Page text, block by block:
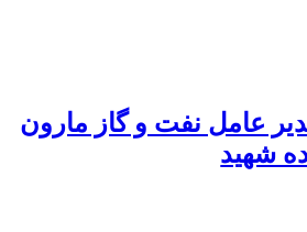
عامل نفت و گاز مارون
شهید